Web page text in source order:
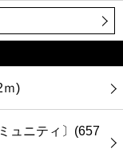
ｍ)
ュニティ〕(657